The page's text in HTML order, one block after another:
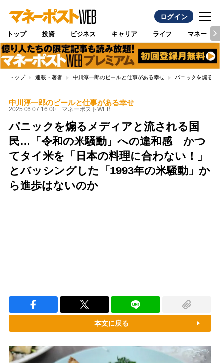
ログイン
トップ 投資 ビジネス キャリア ライフ マネー
トップ 連載・著者 中川淳一郎のビールと仕事がある幸せ パニックを煽る
中川淳一郎のビールと仕事がある幸せ
2025.06.07 16:00 マネーポストWEB
パニックを煽るメディアと流される国
民…「令和の米騒動」への違和感 かつ
てタイ米を「日本の料理に合わない！」
とバッシングした「1993年の米騒動」か
ら進歩はないのか
本文に戻る